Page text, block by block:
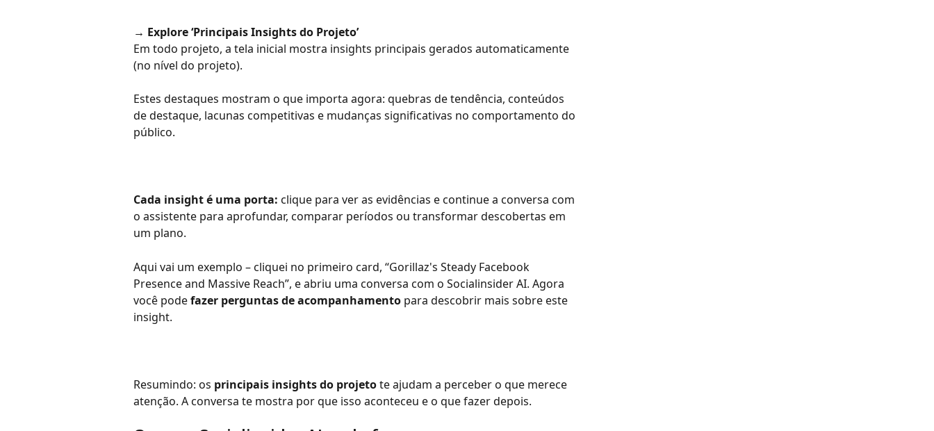
→ Explore ‘Principais Insights do Projeto’
Em todo projeto, a tela inicial mostra insights principais gerados automaticamente
(no nível do projeto).
Estes destaques mostram o que importa agora: quebras de tendência, conteúdos
de destaque, lacunas competitivas e mudanças significativas no comportamento do
público.
Cada insight é uma porta: clique para ver as evidências e continue a conversa com
o assistente para aprofundar, comparar períodos ou transformar descobertas em
um plano.
Aqui vai um exemplo – cliquei no primeiro card, “Gorillaz's Steady Facebook
Presence and Massive Reach”, e abriu uma conversa com o Socialinsider AI. Agora
você pode fazer perguntas de acompanhamento para descobrir mais sobre este
insight.
Resumindo: os principais insights do projeto te ajudam a perceber o que merece
atenção. A conversa te mostra por que isso aconteceu e o que fazer depois.